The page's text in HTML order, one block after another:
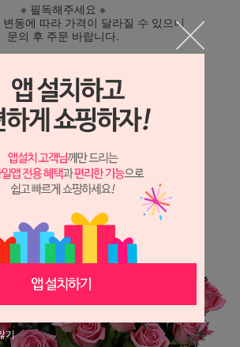
※ 필독해주세요 ※
동에 따라 가격이 달라질 수 있으니
문의 후 주문 바랍니다.
기